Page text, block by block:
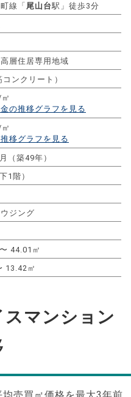
線「 尾山台駅」徒歩3分
層住居専用地域
ンクリート）
の推移グラフを見る
移グラフを見る
（築49年）
1階）
ジング
44.01㎡
13.42㎡
マンション
売買㎡価格を最大3年前